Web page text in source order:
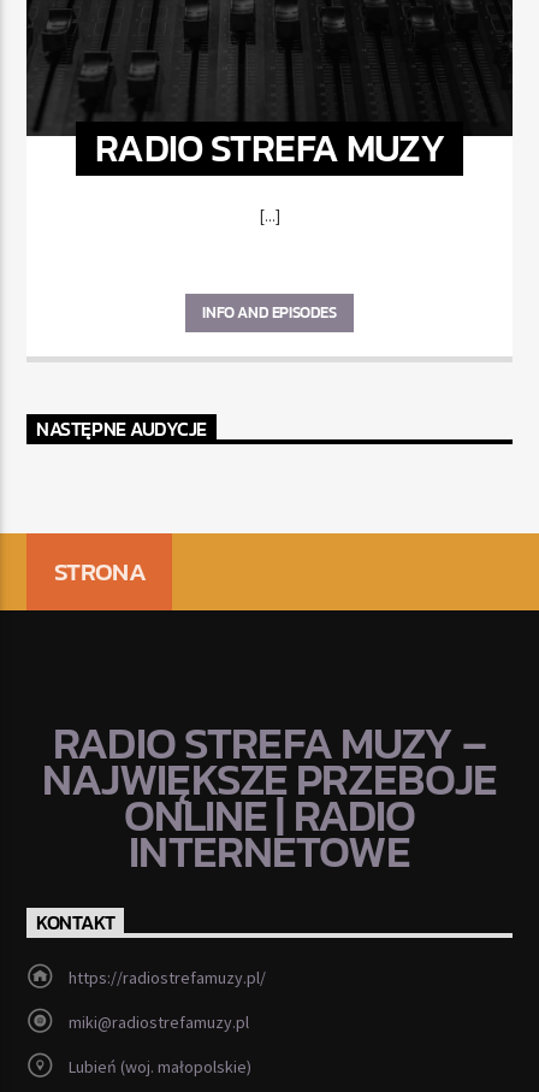
RADIO STREFA MUZY
[...]
INFO AND EPISODES
NASTĘPNE AUDYCJE
STRONA
RADIO STREFA MUZY –
NAJWIĘKSZE PRZEBOJE
ONLINE | RADIO
INTERNETOWE
KONTAKT
https://radiostrefamuzy.pl/
miki@radiostrefamuzy.pl
Lubień (woj. małopolskie)